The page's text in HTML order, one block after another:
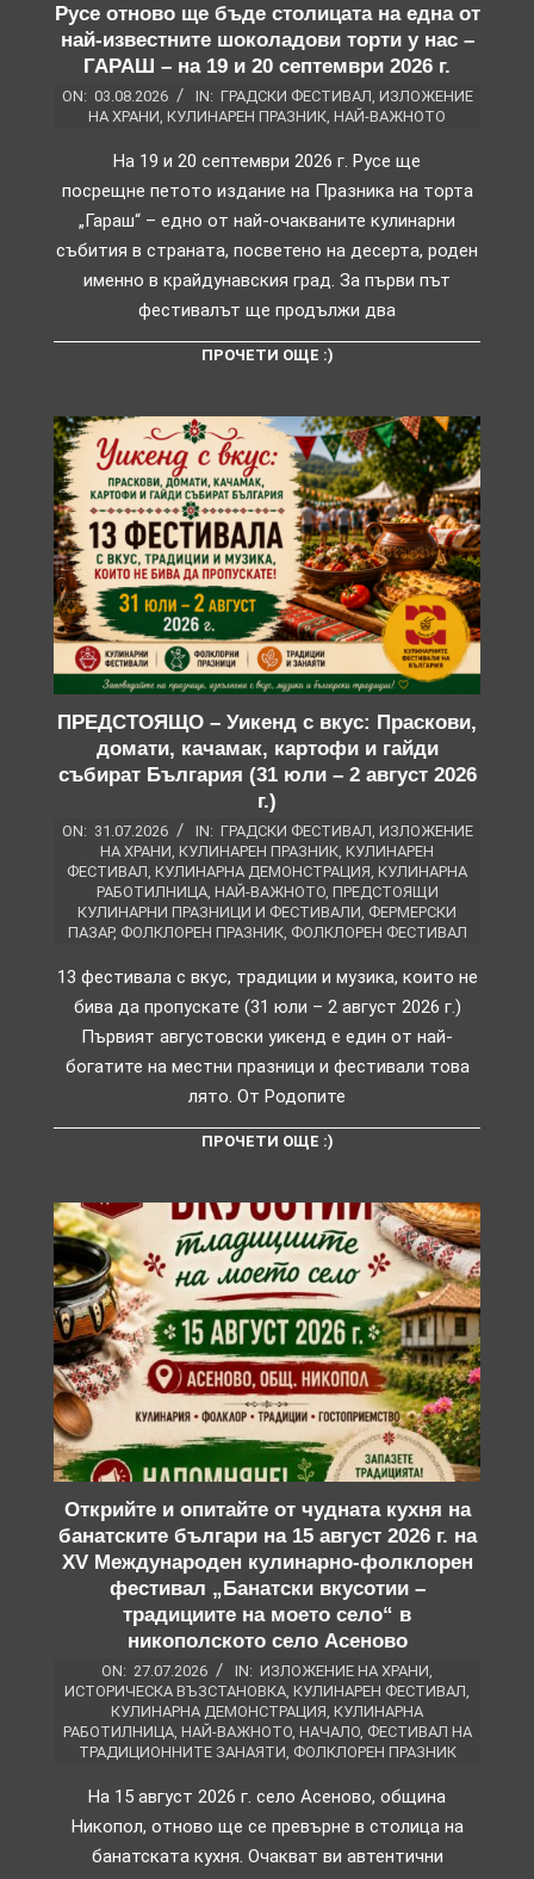
Русе отново ще бъде столицата на една от
най-известните шоколадови торти у нас –
ГАРАШ – на 19 и 20 септември 2026 г.
ON: 03.08.2026 IN: ГРАДСКИ ФЕСТИВАЛ ИЗЛОЖЕНИЕ
НА ХРАНИ КУЛИНАРЕН ПРАЗНИК НАЙ-ВАЖНОТО
На 19 и 20 септември 2026 г. Русе ще
посрещне петото издание на Празника на торта
„Гараш“ – едно от най-очакваните кулинарни
събития в страната, посветено на десерта, роден
именно в крайдунавския град. За първи път
фестивалът ще продължи два
ПРОЧЕТИ ОЩЕ :)
ПРЕДСТОЯЩО – Уикенд с вкус: Праскови,
домати, качамак, картофи и гайди
събират България (31 юли – 2 август 2026
г.)
ON: 31.07.2026 IN: ГРАДСКИ ФЕСТИВАЛ, ИЗЛОЖЕНИЕ
НА ХРАНИ, КУЛИНАРЕН ПРАЗНИК, КУЛИНАРЕН
ФЕСТИВАЛ, КУЛИНАРНА ДЕМОНСТРАЦИЯ, КУЛИНАРНА
РАБОТИЛНИЦА, НАЙ-ВАЖНОТО, ПРЕДСТОЯЩИ
КУЛИНАРНИ ПРАЗНИЦИ И ФЕСТИВАЛИ, ФЕРМЕРСКИ
ПАЗАР, ФОЛКЛОРЕН ПРАЗНИК, ФОЛКЛОРЕН ФЕСТИВАЛ
13 фестивала с вкус, традиции и музика, които не
бива да пропускате (31 юли – 2 август 2026 г.)
Първият августовски уикенд е един от най-
богатите на местни празници и фестивали това
лято. От Родопите
ПРОЧЕТИ ОЩЕ :)
Открийте и опитайте от чудната кухня на
банатските българи на 15 август 2026 г. на
XV Международен кулинарно-фолклорен
фестивал „Банатски вкусотии –
традициите на моето село“ в
никополското село Асеново
ON: 27.07.2026 IN: ИЗЛОЖЕНИЕ НА ХРАНИ
ИСТОРИЧЕСКА ВЪЗСТАНОВКА КУЛИНАРЕН ФЕСТИВАЛ
КУЛИНАРНА ДЕМОНСТРАЦИЯ КУЛИНАРНА
РАБОТИЛНИЦА, НАЙ-ВАЖНОТО, НАЧАЛО, ФЕСТИВАЛ НА
ТРАДИЦИОННИТЕ ЗАНАЯТИ ФОЛКЛОРЕН ПРАЗНИК
На 15 август 2026 г. село Асеново, община
Никопол, отново ще се превърне в столица на
банатската кухня. Очакват ви автентични